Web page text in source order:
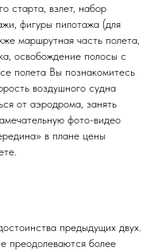
старта, взлет, набор
фигуры пилотажа (для
маршрутная часть полета,
освобождение полосы с
полета Вы познакомитесь
воздушного судна
от аэродрома, занять
фото-видео
в плане цены
предыдущих двух.
преодолеваются более